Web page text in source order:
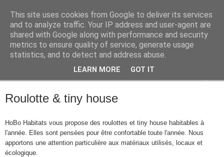
HoBo
Habitats Originaux Bois
Roulotte & tiny house
HoBo Habitats vous propose des roulottes et tiny house habitables à
l'année. Elles sont pensées pour être confortable toute l'année. Nous
apportons une attention particulière aux matériaux utilisés, locaux et
écologique.
This site uses cookies from Google to deliver its services
and to analyze traffic. Your IP address and user-agent are
shared with Google along with performance and security
metrics to ensure quality of service, generate usage
statistics, and to detect and address abuse.
LEARN MORE GOT IT